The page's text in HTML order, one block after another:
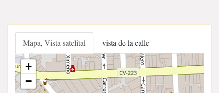
Mapa, Vista satelital vista de la calle
+
−